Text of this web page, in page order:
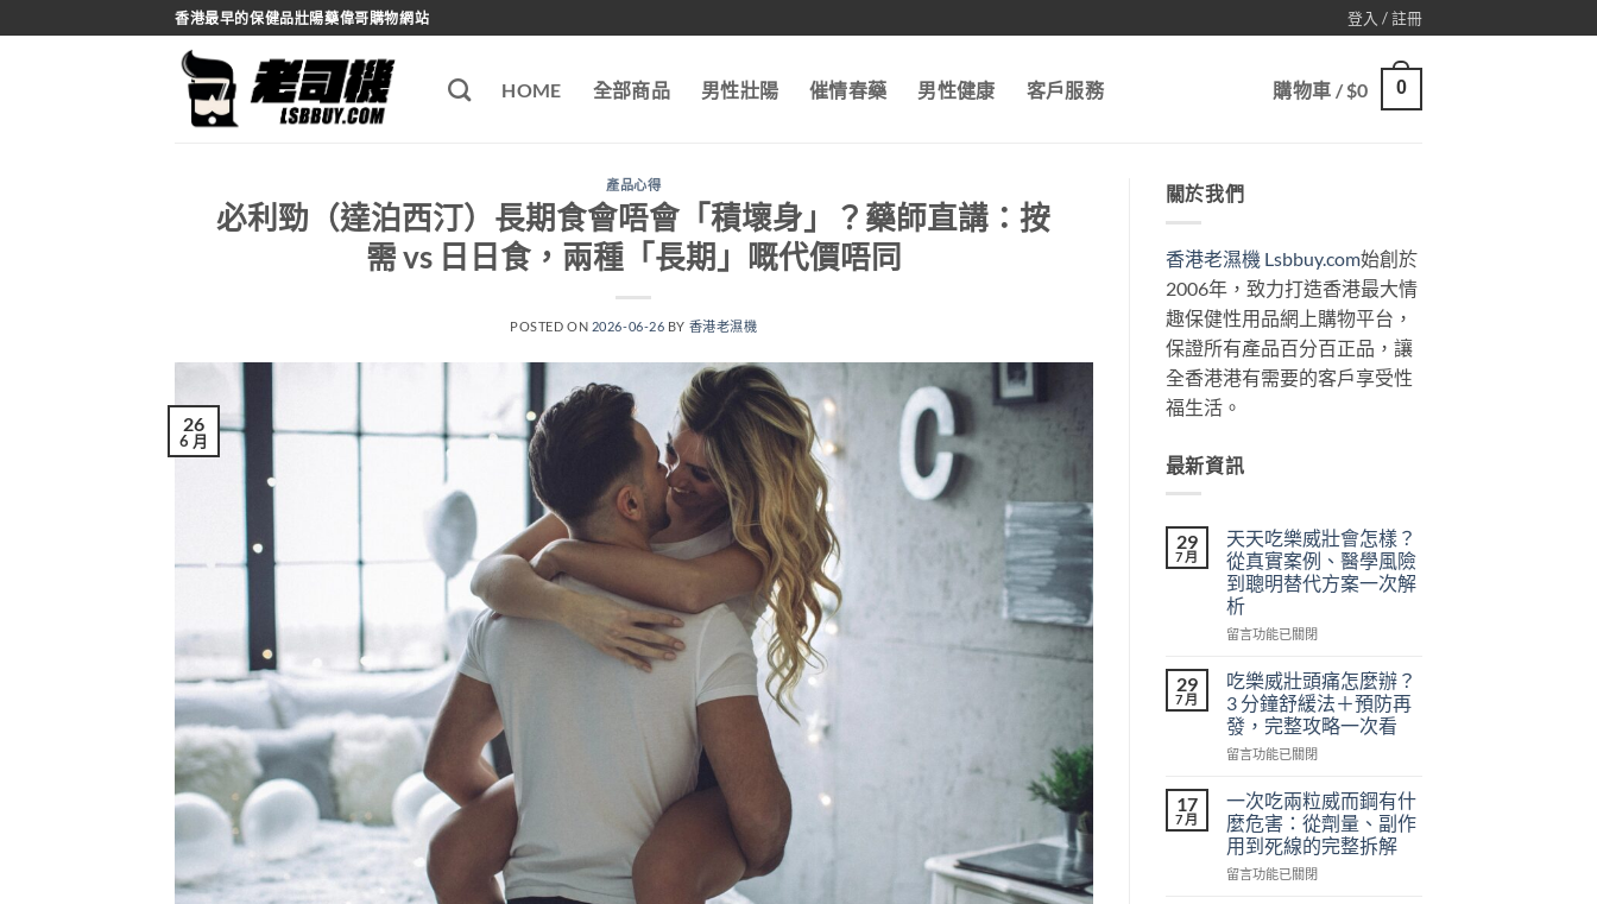
to
香港最早的保健品壯陽藥偉哥購物網站 登入 / 註冊
HOME 全部商品 男性壯陽 催情春藥 男性健康 客戶服務 購物車 /$0 0
產品心得
必利勁（達泊西汀）長期食會唔會「積壞身」？藥師直講：按
需 vs 日日食，兩種「長期」嘅代價唔同
POSTED ON 2026-06-26 BY 香港老濕機
26
6 月
關於我們
香港老濕機 Lsbbuy.com始創於
2006年，致力打造香港最大情
趣保健性用品網上購物平台，
保證所有產品百分百正品，讓
全香港港有需要的客戶享受性
福生活。
最新資訊
29
7 月
天天吃樂威壯會怎樣？
從真實案例、醫學風險
到聰明替代方案一次解
析
在
天
吃
樂
威
壯
樣？
從
真
實
留言功能已關閉
29
7 月
吃樂威壯頭痛怎麼辦？
3 分鐘舒緩法＋預防再
發，完整攻略一次看
在
威
壯
頭
痛
留言功能已關閉
17
7 月
一次吃兩粒威而鋼有什
麼危害：從劑量、副作
用到死線的完整拆解
在
留言功能已關閉